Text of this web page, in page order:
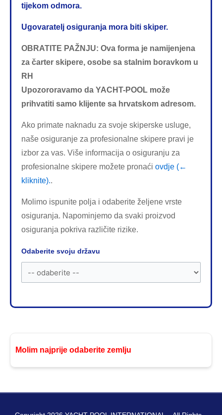
tijekom odmora.
Ugovaratelj osiguranja mora biti skiper.
OBRATITE PAŽNJU: Ova forma je namijenjena
za čarter skipere, osobe sa stalnim boravkom u
RH
Upozororavamo da YACHT-POOL može
prihvatiti samo klijente sa hrvatskom adresom.
Ako primate naknadu za svoje skiperske usluge,
naše osiguranje za profesionalne skipere pravi je
izbor za vas. Više informacija o osiguranju za
profesionalne skipere možete pronaći ovdje (←
kliknite)..
Molimo ispunite polja i odaberite željene vrste
osiguranja. Napominjemo da svaki proizvod
osiguranja pokriva različite rizike.
Odaberite svoju državu
Molim najprije odaberite zemlju